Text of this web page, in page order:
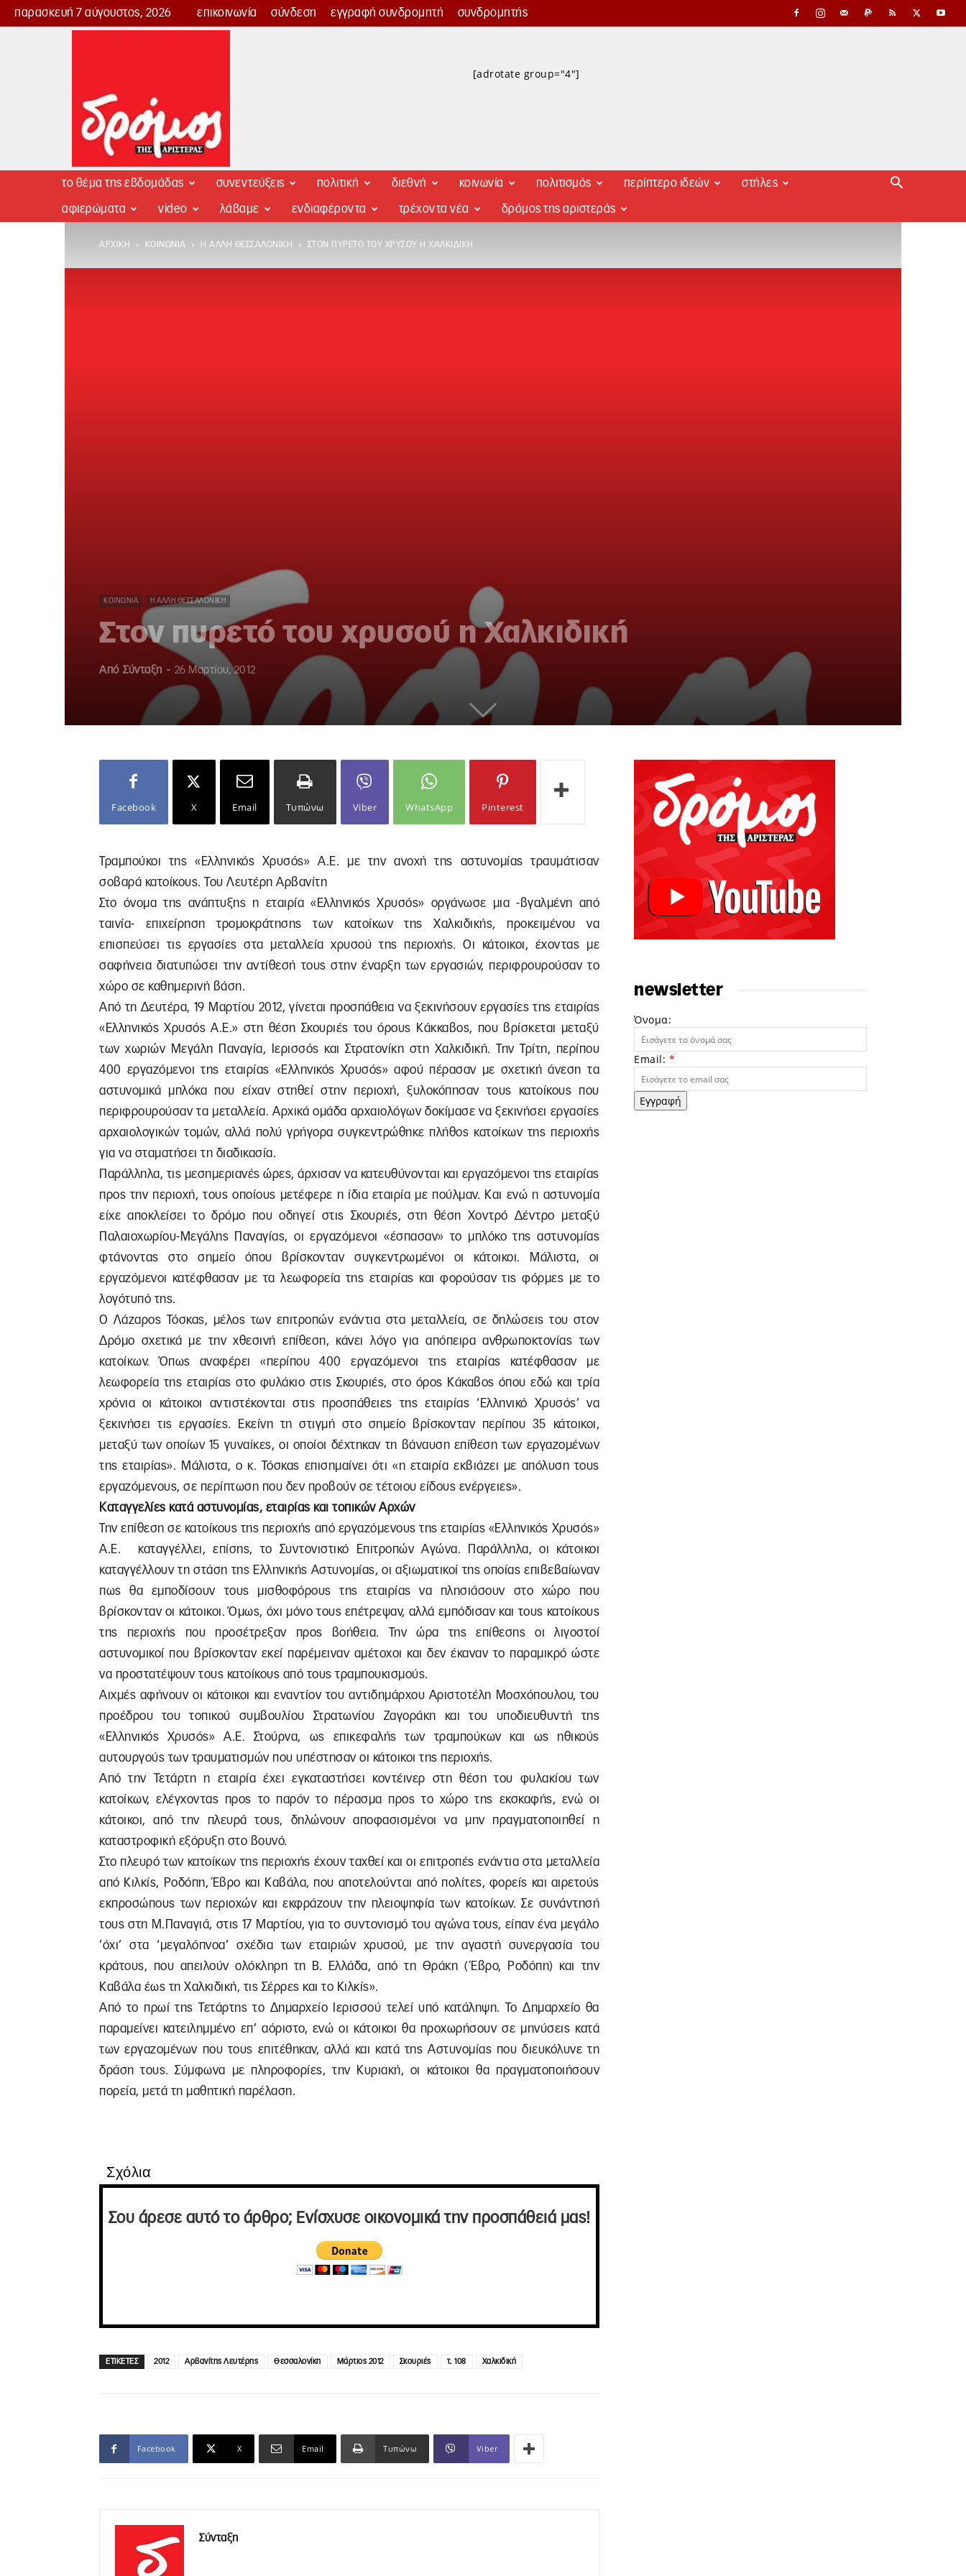
παρασκευή 7 αύγουστος, 2026 επικοινωνία σύνδεση εγγραφή συνδρομητή συνδρομητής
Δρόμος
[adrotate group="4"]
το θέμα της εβδομάδας συνεντεύξεις πολιτική διεθνή κοινωνία πολιτισμός περίπτερο ιδεών στήλες
αφιερώματα video λάβαμε ενδιαφέροντα τρέχοντα νέα δρόμος της αριστεράς
ΑΡΧΙΚΉ ΚΟΙΝΩΝΊΑ Η ΆΛΛΗ ΘΕΣΣΑΛΟΝΊΚΗ ΣΤΟΝ ΠΥΡΕΤΌ ΤΟΥ ΧΡΥΣΟΎ Η ΧΑΛΚΙΔΙΚΉ
ΚΟΙΝΩΝΊΑ Η ΆΛΛΗ ΘΕΣΣΑΛΟΝΊΚΗ
Στον πυρετό του χρυσού η Χαλκιδική
Από Σύνταξη - 26 Μαρτίου, 2012
Facebook X Email Τυπώνω Viber WhatsApp Pinterest
Τραμπούκοι της «Ελληνικός Χρυσός» A.E. με την ανοχή της αστυνομίας τραυμάτισαν
σοβαρά κατοίκους. Του Λευτέρη Αρβανίτη
Στο όνομα της ανάπτυξης η εταιρία «Ελληνικός Χρυσός» οργάνωσε μια -βγαλμένη από
ταινία- επιχείρηση τρομοκράτησης των κατοίκων της Χαλκιδικής, προκειμένου να
επισπεύσει τις εργασίες στα μεταλλεία χρυσού της περιοχής. Οι κάτοικοι, έχοντας με
σαφήνεια διατυπώσει την αντίθεσή τους στην έναρξη των εργασιών, περιφρουρούσαν το
χώρο σε καθημερινή βάση.
Από τη Δευτέρα, 19 Μαρτίου 2012, γίνεται προσπάθεια να ξεκινήσουν εργασίες της εταιρίας
«Ελληνικός Χρυσός Α.Ε.» στη θέση Σκουριές του όρους Κάκκαβος, που βρίσκεται μεταξύ
των χωριών Μεγάλη Παναγία, Ιερισσός και Στρατονίκη στη Χαλκιδική. Την Τρίτη, περίπου
400 εργαζόμενοι της εταιρίας «Ελληνικός Χρυσός» αφού πέρασαν με σχετική άνεση τα
αστυνομικά μπλόκα που είχαν στηθεί στην περιοχή, ξυλοκόπησαν τους κατοίκους που
περιφρουρούσαν τα μεταλλεία. Αρχικά ομάδα αρχαιολόγων δοκίμασε να ξεκινήσει εργασίες
αρχαιολογικών τομών, αλλά πολύ γρήγορα συγκεντρώθηκε πλήθος κατοίκων της περιοχής
για να σταματήσει τη διαδικασία.
Παράλληλα, τις μεσημεριανές ώρες, άρχισαν να κατευθύνονται και εργαζόμενοι της εταιρίας
προς την περιοχή, τους οποίους μετέφερε η ίδια εταιρία με πούλμαν. Και ενώ η αστυνομία
είχε αποκλείσει το δρόμο που οδηγεί στις Σκουριές, στη θέση Χοντρό Δέντρο μεταξύ
Παλαιοχωρίου-Μεγάλης Παναγίας, οι εργαζόμενοι «έσπασαν» το μπλόκο της αστυνομίας
φτάνοντας στο σημείο όπου βρίσκονταν συγκεντρωμένοι οι κάτοικοι. Μάλιστα, οι
εργαζόμενοι κατέφθασαν με τα λεωφορεία της εταιρίας και φορούσαν τις φόρμες με το
λογότυπό της.
Ο Λάζαρος Τόσκας, μέλος των επιτροπών ενάντια στα μεταλλεία, σε δηλώσεις του στον
Δρόμο σχετικά με την χθεσινή επίθεση, κάνει λόγο για απόπειρα ανθρωποκτονίας των
κατοίκων. Όπως αναφέρει «περίπου 400 εργαζόμενοι της εταιρίας κατέφθασαν με
λεωφορεία της εταιρίας στο φυλάκιο στις Σκουριές, στο όρος Κάκαβος όπου εδώ και τρία
χρόνια οι κάτοικοι αντιστέκονται στις προσπάθειες της εταιρίας ‘Ελληνικό Χρυσός’ να
ξεκινήσει τις εργασίες. Εκείνη τη στιγμή στο σημείο βρίσκονταν περίπου 35 κάτοικοι,
μεταξύ των οποίων 15 γυναίκες, οι οποίοι δέχτηκαν τη βάναυση επίθεση των εργαζομένων
της εταιρίας». Μάλιστα, ο κ. Τόσκας επισημαίνει ότι «η εταιρία εκβιάζει με απόλυση τους
εργαζόμενους, σε περίπτωση που δεν προβούν σε τέτοιου είδους ενέργειες».
Καταγγελίες κατά αστυνομίας, εταιρίας και τοπικών Aρχών
Την επίθεση σε κατοίκους της περιοχής από εργαζόμενους της εταιρίας «Ελληνικός Χρυσός»
A.E. καταγγέλλει, επίσης, το Συντονιστικό Επιτροπών Αγώνα. Παράλληλα, οι κάτοικοι
καταγγέλλουν τη στάση της Ελληνικής Αστυνομίας, οι αξιωματικοί της οποίας επιβεβαίωναν
πως θα εμποδίσουν τους μισθοφόρους της εταιρίας να πλησιάσουν στο χώρο που
βρίσκονταν οι κάτοικοι. Όμως, όχι μόνο τους επέτρεψαν, αλλά εμπόδισαν και τους κατοίκους
της περιοχής που προσέτρεξαν προς βοήθεια. Την ώρα της επίθεσης οι λιγοστοί
αστυνομικοί που βρίσκονταν εκεί παρέμειναν αμέτοχοι και δεν έκαναν το παραμικρό ώστε
να προστατέψουν τους κατοίκους από τους τραμπουκισμούς.
Αιχμές αφήνουν οι κάτοικοι και εναντίον του αντιδημάρχου Αριστοτέλη Μοσχόπουλου, του
προέδρου του τοπικού συμβουλίου Στρατωνίου Ζαγοράκη και του υποδιευθυντή της
«Ελληνικός Χρυσός» A.E. Στούρνα, ως επικεφαλής των τραμπούκων και ως ηθικούς
αυτουργούς των τραυματισμών που υπέστησαν οι κάτοικοι της περιοχής.
Από την Τετάρτη η εταιρία έχει εγκαταστήσει κοντέινερ στη θέση του φυλακίου των
κατοίκων, ελέγχοντας προς το παρόν το πέρασμα προς το χώρο της εκσκαφής, ενώ οι
κάτοικοι, από την πλευρά τους, δηλώνουν αποφασισμένοι να μην πραγματοποιηθεί η
καταστροφική εξόρυξη στο βουνό.
Στο πλευρό των κατοίκων της περιοχής έχουν ταχθεί και οι επιτροπές ενάντια στα μεταλλεία
από Κιλκίς, Ροδόπη, Έβρο και Καβάλα, που αποτελούνται από πολίτες, φορείς και αιρετούς
εκπροσώπους των περιοχών και εκφράζουν την πλειοψηφία των κατοίκων. Σε συνάντησή
τους στη Μ.Παναγιά, στις 17 Μαρτίου, για το συντονισμό του αγώνα τους, είπαν ένα μεγάλο
’όχι’ στα ‘μεγαλόπνοα’ σχέδια των εταιριών χρυσού, με την αγαστή συνεργασία του
κράτους, που απειλούν ολόκληρη τη Β. Ελλάδα, από τη Θράκη (Έβρο, Ροδόπη) και την
Καβάλα έως τη Χαλκιδική, τις Σέρρες και το Κιλκίς».
Από το πρωί της Τετάρτης το Δημαρχείο Ιερισσού τελεί υπό κατάληψη. Το Δημαρχείο θα
παραμείνει κατειλημμένο επ’ αόριστο, ενώ οι κάτοικοι θα προχωρήσουν σε μηνύσεις κατά
των εργαζομένων που τους επιτέθηκαν, αλλά και κατά της Αστυνομίας που διευκόλυνε τη
δράση τους. Σύμφωνα με πληροφορίες, την Κυριακή, οι κάτοικοι θα πραγματοποιήσουν
πορεία, μετά τη μαθητική παρέλαση.
Σχόλια
Σου άρεσε αυτό το άρθρο; Ενίσχυσε οικονομικά την προσπάθειά μας!
ΕΤΙΚΕΤΕΣ 2012 Αρβανίτης Λευτέρης Θεσσαλονίκη Μάρτιος 2012 Σκουριές τ. 108 Χαλκιδική
Facebook X Email Τυπώνω Viber
Σύνταξη
newsletter
Όνομα:
Email: *
Εγγραφή